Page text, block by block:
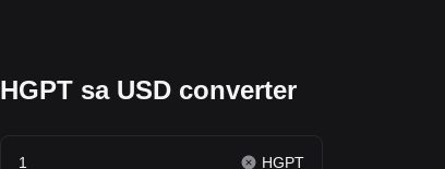
HGPT sa USD converter
HGPT